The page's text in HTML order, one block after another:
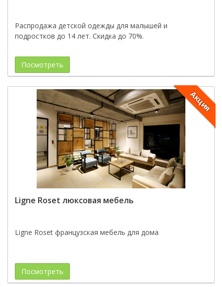
Распродажа детской одежды для малышей и
подростков до 14 лет. Скидка до 70%.
Посмотреть
Акция
Ligne Roset люксовая мебель
Ligne Roset французская мебель для дома
Посмотреть